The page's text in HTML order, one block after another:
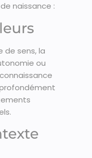
naissance :
de sens, la
ou